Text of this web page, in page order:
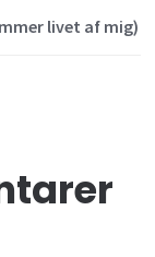
livet af mig)